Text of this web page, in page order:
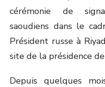
Depuis quelques